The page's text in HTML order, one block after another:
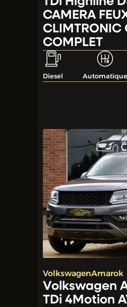
CAMERA
CLIMTRONIC
COMPLET
Diesel Automatique
VolkswagenAmarok
Volkswagen
TDi 4Motion